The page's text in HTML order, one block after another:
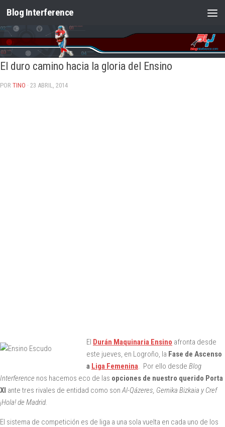
Saltar al contenido
Blog Interference
El duro camino hacia la gloria del Ensino
POR TINO · 23 ABRIL, 2014
El Durán Maquinaria Ensino afronta desde
este jueves, en Logroño, la Fase de Ascenso
a Liga Femenina. Por ello desde Blog
Interference nos hacemos eco de las opciones de nuestro querido Porta
XI ante tres rivales de entidad como sonAl-Qázeres, Gernika Bizkaia y Cref
¡Hola! de Madrid.
El sistema de competición es de liga a una sola vuelta en cada uno de los